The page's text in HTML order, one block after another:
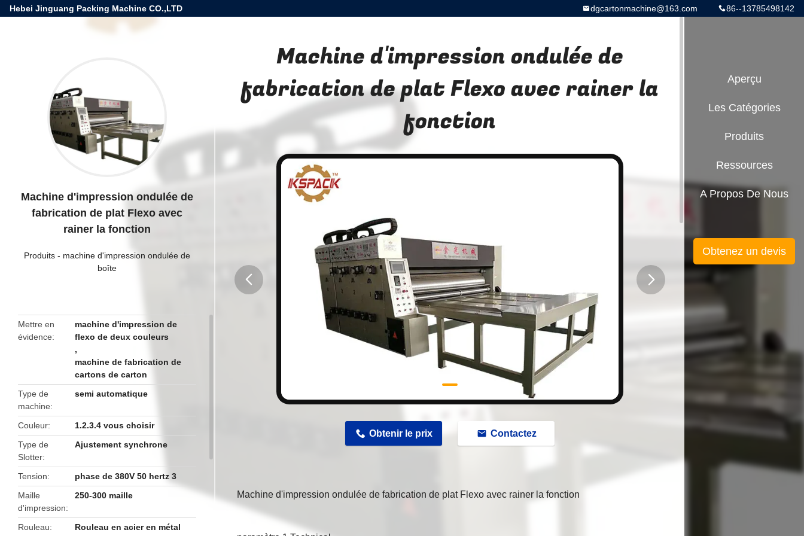
Hebei Jinguang Packing Machine CO.,LTD 86--13785498142
dgcartonmachine@163.com
Machine d'impression ondulée de
fabrication de plat Flexo avec
rainer la fonction
Produits - machine d'impression ondulée de
boîte
Mettre en
évidence
machine d'impression de
flexo de deux couleurs
,
machine de fabrication de
cartons de carton
Type de
machine
semi automatique
Couleur
1.2.3.4 vous choisir
Type de
Slotter
Ajustement synchrone
Tension
phase de 380V 50 hertz 3
Maille
d'impression
250-300 maille
Rouleau Rouleau en acier en métal
Machine d'impression ondulée de
fabrication de plat Flexo avec rainer la
fonction
button
Obtenir le prix Contactez
Machine d'impression ondulée de fabrication de plat Flexo avec rainer la fonction
Aperçu
Les Catégories
Produits
Ressources
A Propos De Nous
Obtenez un devis